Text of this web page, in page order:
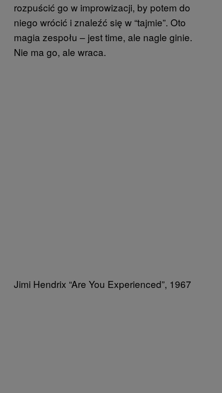
rozpuścić go w improwizacji, by potem do
niego wrócić i znaleźć się w “tajmie”. Oto
magia zespołu – jest time, ale nagle ginie.
Nie ma go, ale wraca.
Jimi Hendrix “Are You Experienced”, 1967